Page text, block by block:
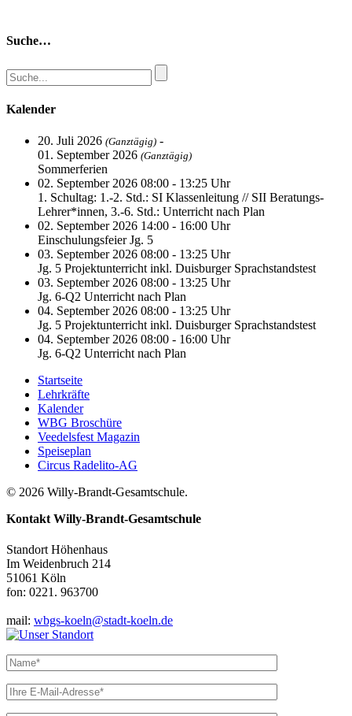
Suche…
Kalender
20. Juli 2026 (Ganztägig) -
01. September 2026 (Ganztägig)
Sommerferien
02. September 2026 08:00 - 13:25 Uhr
1. Schultag: 1.-2. Std.: SI Klassenleitung // SII Beratungs-
Lehrer*innen, 3.-6. Std.: Unterricht nach Plan
02. September 2026 14:00 - 16:00 Uhr
Einschulungsfeier Jg. 5
03. September 2026 08:00 - 13:25 Uhr
Jg. 5 Projektunterricht inkl. Duisburger Sprachstandstest
03. September 2026 08:00 - 13:25 Uhr
Jg. 6-Q2 Unterricht nach Plan
04. September 2026 08:00 - 13:25 Uhr
Jg. 5 Projektunterricht inkl. Duisburger Sprachstandstest
04. September 2026 08:00 - 16:00 Uhr
Jg. 6-Q2 Unterricht nach Plan
Startseite
Lehrkräfte
Kalender
WBG Broschüre
Veedelsfest Magazin
Speiseplan
Circus Radelito-AG
© 2026 Willy-Brandt-Gesamtschule.
Kontakt Willy-Brandt-Gesamtschule
Standort Höhenhaus
Im Weidenbruch 214
51061 Köln
fon: 0221. 963700
mail: wbgs-koeln@stadt-koeln.de